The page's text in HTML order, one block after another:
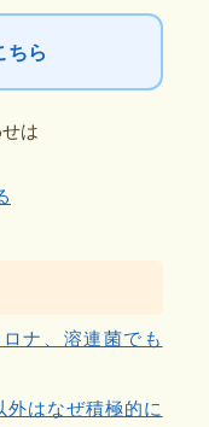
ちら
は
ナ、溶連菌でも
はなぜ積極的に